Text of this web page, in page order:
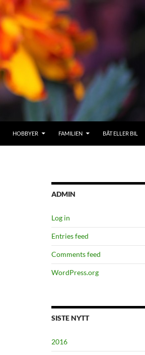
HOBBYER FAMILIEN BÅT ELLER BIL
ADMIN
Log in
Entries feed
Comments feed
WordPress.org
SISTE NYTT
2016